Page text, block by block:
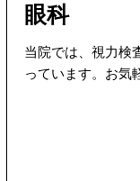
眼科
当院では、視力検
っています。お気